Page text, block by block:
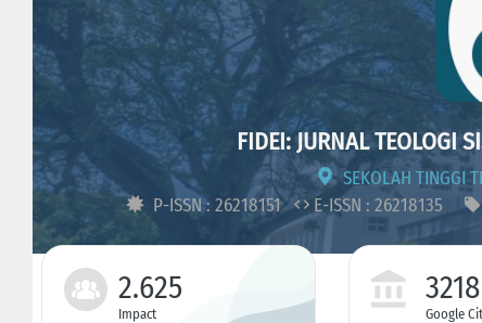
FIDEI: JURNAL TEOLOGI
SEKOLAH TINGGI
P-ISSN : 26218151
E-ISSN : 26218135
2.625
Impact
3218
Google